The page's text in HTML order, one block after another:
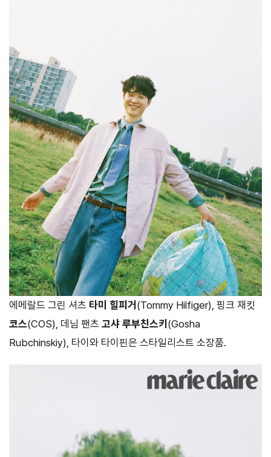
에메랄드 그린 셔츠 타미 힐피거 (Tommy Hilfiger), 핑크 재킷
코스(COS), 데님 팬츠 고샤 루부친스키 (Gosha
Rubchinskiy), 타이와 타이핀은 스타일리스트 소장품.